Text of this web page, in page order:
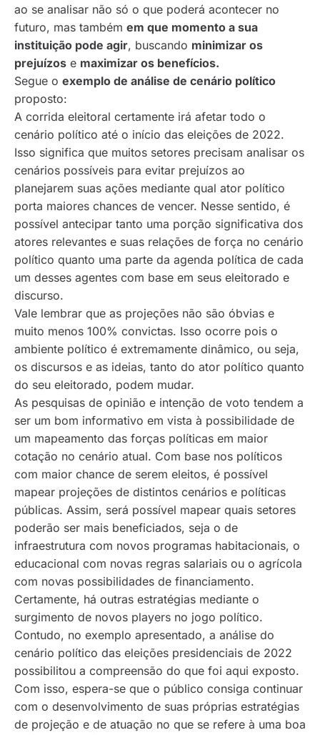
ao se analisar não só o que poderá acontecer no
futuro, mas também em que momento a sua
instituição pode agir, buscando minimizar os
prejuízos e maximizar os benefícios.
Segue o exemplo de análise de cenário político
proposto:
A corrida eleitoral certamente irá afetar todo o
cenário político até o início das eleições de 2022.
Isso significa que muitos setores precisam analisar os
cenários possíveis para evitar prejuízos ao
planejarem suas ações mediante qual ator político
porta maiores chances de vencer. Nesse sentido, é
possível antecipar tanto uma porção significativa dos
atores relevantes e suas relações de força no cenário
político quanto uma parte da agenda política de cada
um desses agentes com base em seus eleitorado e
discurso.
Vale lembrar que as projeções não são óbvias e
muito menos 100% convictas. Isso ocorre pois o
ambiente político é extremamente dinâmico, ou seja,
os discursos e as ideias, tanto do ator político quanto
do seu eleitorado, podem mudar.
As pesquisas de opinião e intenção de voto tendem a
ser um bom informativo em vista à possibilidade de
um mapeamento das forças políticas em maior
cotação no cenário atual. Com base nos políticos
com maior chance de serem eleitos, é possível
mapear projeções de distintos cenários e políticas
públicas. Assim, será possível mapear quais setores
poderão ser mais beneficiados, seja o de
infraestrutura com novos programas habitacionais, o
educacional com novas regras salariais ou o agrícola
com novas possibilidades de financiamento.
Certamente, há outras estratégias mediante o
surgimento de novos players no jogo político.
Contudo, no exemplo apresentado, a análise do
cenário político das eleições presidenciais de 2022
possibilitou a compreensão do que foi aqui exposto.
Com isso, espera-se que o público consiga continuar
com o desenvolvimento de suas próprias estratégias
de projeção e de atuação no que se refere à uma boa